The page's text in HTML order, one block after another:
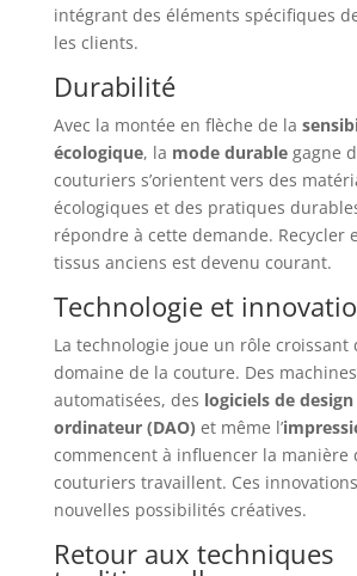
intégrant des éléments spécifiques
les clients.
Durabilité
Avec la montée en flèche de la
écologique, la mode durablegagne
couturiers s’orientent vers des
écologiques et des pratiques
répondre à cette demande. Recycler
tissus anciens est devenu courant.
Technologie et
La technologie joue un rôle croissant
domaine de la couture. Des
automatisées, des logiciels de
ordinateur (DAO) et même l’
commencent à influencer la manière
couturiers travaillent. Ces
nouvelles possibilités créatives.
Retour aux techniques